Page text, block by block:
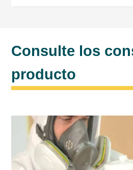
Lijado en seco
Lijado a máquina:
Lijado en húmedo
Lijado a máquina:
Consulte los
producto